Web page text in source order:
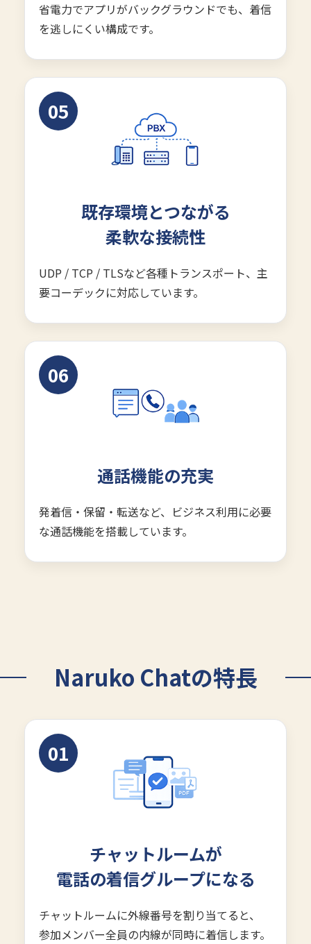
省電力でアプリがバックグラウンドでも、着信
を逃しにくい構成です。
05
既存環境とつながる
柔軟な接続性
UDP / TCP / TLSなど各種トランスポート、主
要コーデックに対応しています。
06
通話機能の充実
発着信・保留・転送など、ビジネス利用に必要
な通話機能を搭載しています。
Naruko Chatの特長
01
チャットルームが
電話の着信グループになる
チャットルームに外線番号を割り当てると、
参加メンバー全員の内線が同時に着信します。